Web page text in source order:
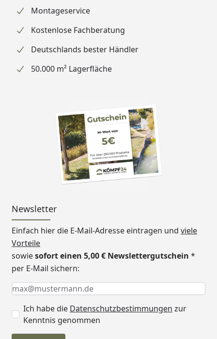
Montageservice
Kostenlose Fachberatung
Deutschlands bester Händler
50.000 m² Lagerfläche
Newsletter
Einfach hier die E-Mail-Adresse eintragen und viele
Vorteile
sowiesofort einen 5,00 € Newslettergutschein *
per E-Mail sichern:
Keine Eingabe erforderlich
Eingabe erforderlich
E-Mail *
Ich habe die Datenschutzbestimmungen zur
Kenntnis genommen